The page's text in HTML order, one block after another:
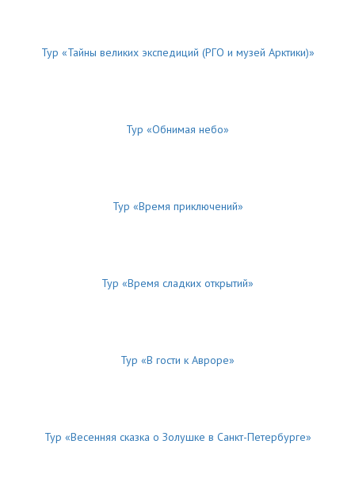
Тур «Тайны великих экспедиций (РГО и музей Арктики)»
Тур «Обнимая небо»
Тур «Время приключений»
Тур «Время сладких открытий»
Тур «В гости к Авроре»
Тур «Весенняя сказка о Золушке в Санкт-Петербурге»